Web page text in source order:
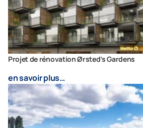
Projet de rénovation Ørsted’s Gardens
en savoir plus…